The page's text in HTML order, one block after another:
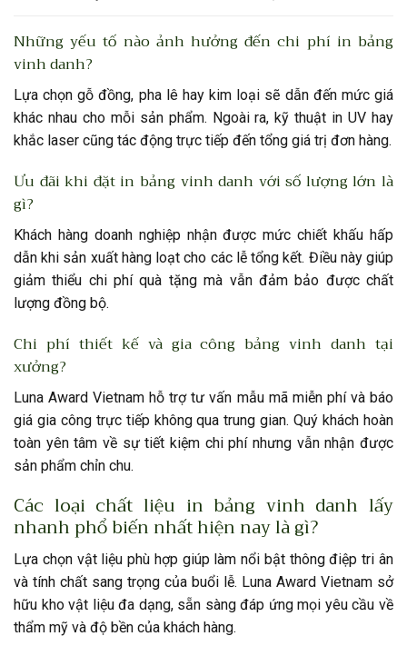
Những yếu tố nào ảnh hưởng đến chi phí in bảng
vinh danh?
Lựa chọn gỗ đồng, pha lê hay kim loại sẽ dẫn đến mức giá
khác nhau cho mỗi sản phẩm. Ngoài ra, kỹ thuật in UV hay
khắc laser cũng tác động trực tiếp đến tổng giá trị đơn hàng.
Ưu đãi khi đặt in bảng vinh danh với số lượng lớn là
gì?
Khách hàng doanh nghiệp nhận được mức chiết khấu hấp
dẫn khi sản xuất hàng loạt cho các lễ tổng kết. Điều này giúp
giảm thiểu chi phí quà tặng mà vẫn đảm bảo được chất
lượng đồng bộ.
Chi phí thiết kế và gia công bảng vinh danh tại
xưởng?
Luna Award Vietnam hỗ trợ tư vấn mẫu mã miễn phí và báo
giá gia công trực tiếp không qua trung gian. Quý khách hoàn
toàn yên tâm về sự tiết kiệm chi phí nhưng vẫn nhận được
sản phẩm chỉn chu.
Các loại chất liệu in bảng vinh danh lấy
nhanh phổ biến nhất hiện nay là gì?
Lựa chọn vật liệu phù hợp giúp làm nổi bật thông điệp tri ân
và tính chất sang trọng của buổi lễ. Luna Award Vietnam sở
hữu kho vật liệu đa dạng, sẵn sàng đáp ứng mọi yêu cầu về
thẩm mỹ và độ bền của khách hàng.